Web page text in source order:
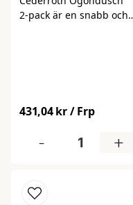
2‑pack är en snabb och
som gör det lätt att agera
för arbetsplatser, skolor
431,04 kr/ Frp
- +